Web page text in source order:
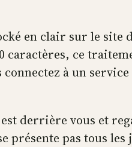
en clair sur le site
caractères, ce
à un service
est derrière vous et
présente pas tous les